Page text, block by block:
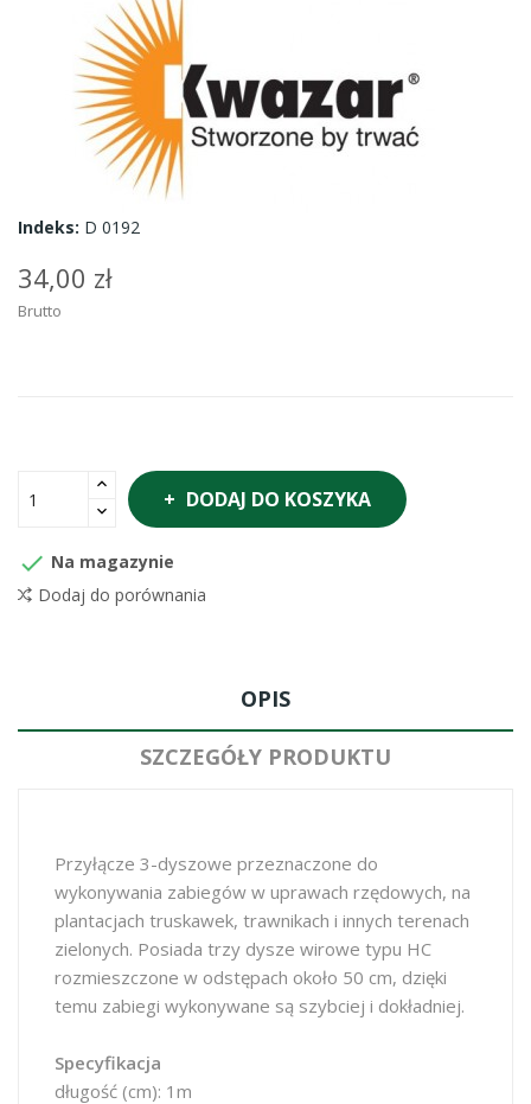
Indeks: D 0192
34,00 zł
Brutto
DODAJ DO KOSZYKA
 Na magazynie
Dodaj do porównania
OPIS
SZCZEGÓŁY PRODUKTU
Przyłącze 3-dyszowe przeznaczone do
wykonywania zabiegów w uprawach rzędowych, na
plantacjach truskawek, trawnikach i innych terenach
zielonych. Posiada trzy dysze wirowe typu HC
rozmieszczone w odstępach około 50 cm, dzięki
temu zabiegi wykonywane są szybciej i dokładniej.
Specyfikacja
długość (cm): 1m